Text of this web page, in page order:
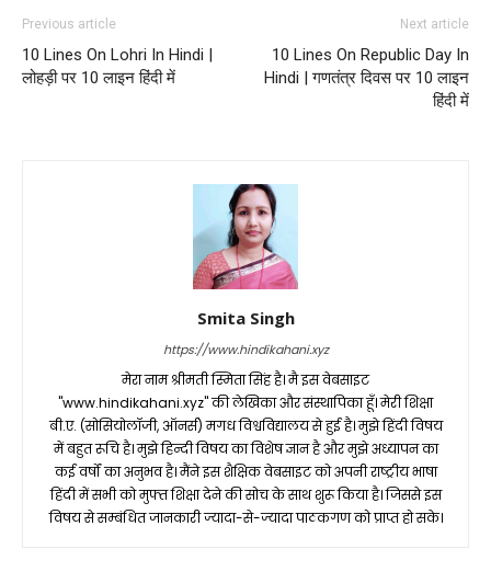
Previous article
10 Lines On Lohri In Hindi |
लोहड़ी पर 10 लाइन हिंदी में
Next article
10 Lines On Republic Day In
Hindi | गणतंत्र दिवस पर 10 लाइन
हिंदी में
Smita Singh
https://www.hindikahani.xyz
मेरा नाम श्रीमती स्मिता सिंह है। मै इस वेबसाइट
"www.hindikahani.xyz" की लेखिका और संस्थापिका हूँ। मेरी शिक्षा
बी.ए. (सोसियोलॉजी, ऑनर्स) मगध विश्वविद्यालय से हुई है। मुझे हिंदी विषय
में बहुत रूचि है। मुझे हिन्दी विषय का विशेष ज्ञान है और मुझे अध्यापन का
कई वर्षों का अनुभव है। मैंने इस शैक्षिक वेबसाइट को अपनी राष्ट्रीय भाषा
हिंदी में सभी को मुफ्त शिक्षा देने की सोच के साथ शुरू किया है। जिससे इस
विषय से सम्बंधित जानकारी ज्यादा-से-ज्यादा पाठकगण को प्राप्त हो सके।